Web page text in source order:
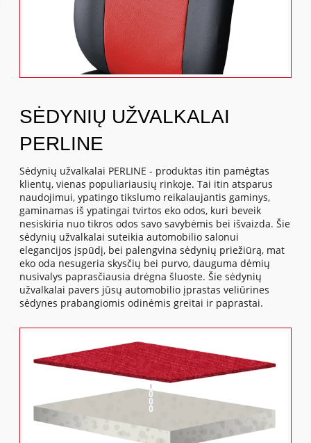
SĖDYNIŲ UŽVALKALAI
PERLINE
Sėdynių užvalkalai PERLINE - produktas itin pamėgtas
klientų, vienas populiariausių rinkoje. Tai itin atsparus
naudojimui, ypatingo tikslumo reikalaujantis gaminys,
gaminamas iš ypatingai tvirtos eko odos, kuri beveik
nesiskiria nuo tikros odos savo savybėmis bei išvaizda. Šie
sėdynių užvalkalai suteikia automobilio salonui
elegancijos įspūdį, bei palengvina sėdynių priežiūrą, mat
eko oda nesugeria skysčių bei purvo, dauguma dėmių
nusivalys paprasčiausia drėgna šluoste. Šie sėdynių
užvalkalai pavers jūsų automobilio įprastas veliūrines
sėdynes prabangiomis odinėmis greitai ir paprastai.